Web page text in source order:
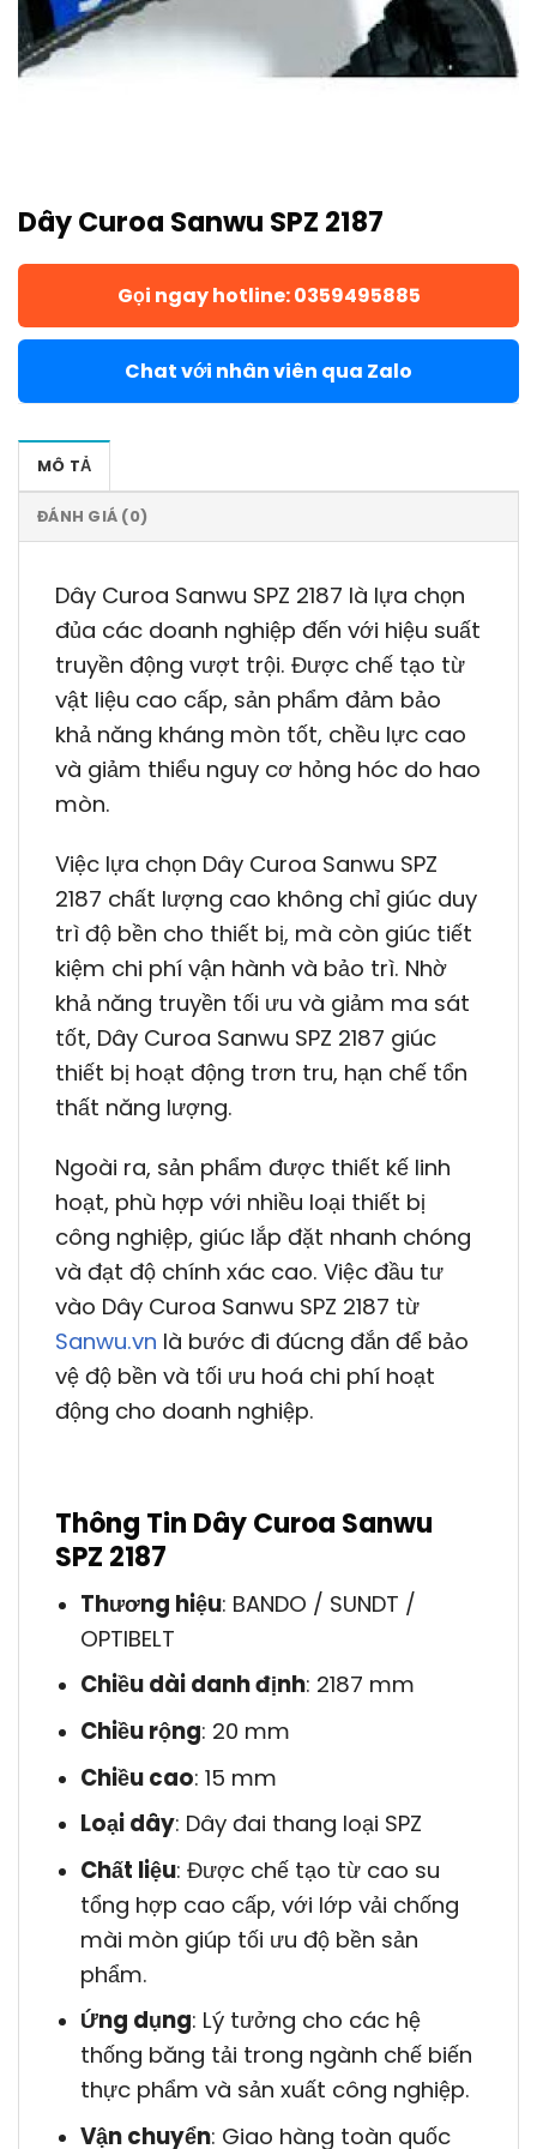
Dây Curoa Sanwu SPZ 2187
Gọi ngay hotline: 0359495885
Chat với nhân viên qua Zalo
MÔ TẢ
ĐÁNH GIÁ (0)
Dây Curoa Sanwu SPZ 2187 là lựa chọn
đủa các doanh nghiệp đến với hiệu suất
truyền động vượt trội. Được chế tạo từ
vật liệu cao cấp, sản phẩm đảm bảo
khả năng kháng mòn tốt, chều lực cao
và giảm thiểu nguy cơ hỏng hóc do hao
mòn.
Việc lựa chọn Dây Curoa Sanwu SPZ
2187 chất lượng cao không chỉ giúc duy
trì độ bền cho thiết bị, mà còn giúc tiết
kiệm chi phí vận hành và bảo trì. Nhờ
khả năng truyền tối ưu và giảm ma sát
tốt, Dây Curoa Sanwu SPZ 2187 giúc
thiết bị hoạt động trơn tru, hạn chế tổn
thất năng lượng.
Ngoài ra, sản phẩm được thiết kế linh
hoạt, phù hợp với nhiều loại thiết bị
công nghiệp, giúc lắp đặt nhanh chóng
và đạt độ chính xác cao. Việc đầu tư
vào Dây Curoa Sanwu SPZ 2187 từ
Sanwu.vn là bước đi đúcng đắn để bảo
vệ độ bền và tối ưu hoá chi phí hoạt
động cho doanh nghiệp.
Thông Tin Dây Curoa Sanwu
SPZ 2187
Thương hiệu: BANDO / SUNDT /
OPTIBELT
Chiều dài danh định: 2187 mm
Chiều rộng: 20 mm
Chiều cao: 15 mm
Loại dây: Dây đai thang loại SPZ
Chất liệu: Được chế tạo từ cao su
tổng hợp cao cấp, với lớp vải chống
mài mòn giúp tối ưu độ bền sản
phẩm.
Ứng dụng: Lý tưởng cho các hệ
thống băng tải trong ngành chế biến
thực phẩm và sản xuất công nghiệp.
Vận chuyển: Giao hàng toàn quốc